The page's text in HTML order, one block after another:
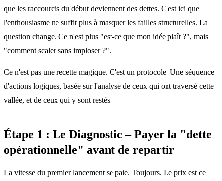
que les raccourcis du début deviennent des dettes. C'est ici que
l'enthousiasme ne suffit plus à masquer les failles structurelles. La
question change. Ce n'est plus "est-ce que mon idée plaît ?", mais
"comment scaler sans imploser ?".
Ce n'est pas une recette magique. C'est un protocole. Une séquence
d'actions logiques, basée sur l'analyse de ceux qui ont traversé cette
vallée, et de ceux qui y sont restés.
Étape 1 : Le Diagnostic – Payer la "dette
opérationnelle" avant de repartir
La vitesse du premier lancement se paie. Toujours. Le prix est ce